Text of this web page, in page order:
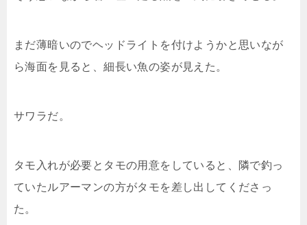
まだ薄暗いのでヘッドライトを付けようかと思いなが
ら海面を見ると、細長い魚の姿が見えた。
サワラだ。
タモ入れが必要とタモの用意をしていると、隣で釣っ
ていたルアーマンの方がタモを差し出してくださっ
た。